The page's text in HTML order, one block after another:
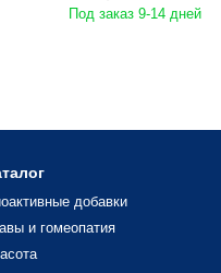
Под заказ 9-14 дней
добавки
и гомеопатия